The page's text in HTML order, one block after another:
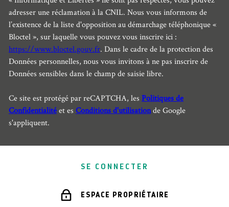
adresser une réclamation à la CNIL. Nous vous informons de
l’existence de la liste d'opposition au démarchage téléphonique «
Bloctel », sur laquelle vous pouvez vous inscrire ici :
https://www.bloctel.gouv.fr. Dans le cadre de la protection des
Données personnelles, nous vous invitons à ne pas inscrire de
Données sensibles dans le champ de saisie libre.
Ce site est protégé par reCAPTCHA, les Politiques de
Confidentialitéet es Conditions d'utilisationde Google
s'appliquent.
SE CONNECTER
ESPACE PROPRIÉTAIRE